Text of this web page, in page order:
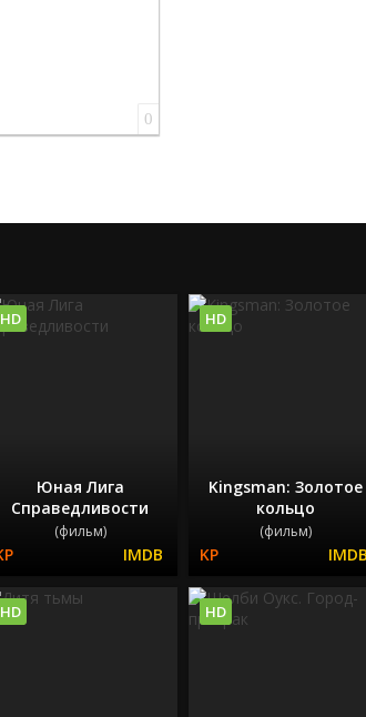
0
Юная Лига
Справедливости
(фильм)
HD
Kingsman: Золотое
кольцо
(фильм)
HD
HD HD